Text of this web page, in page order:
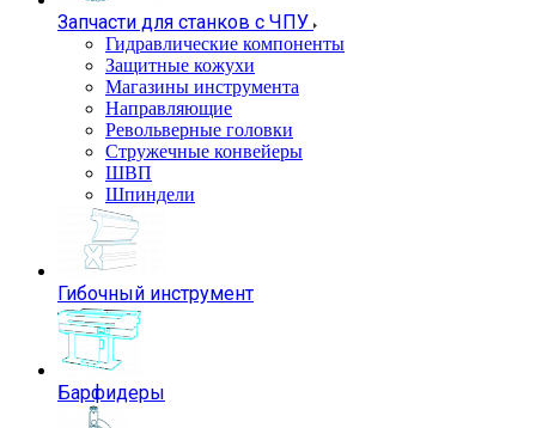
Запчасти для станков с ЧПУ
Гидравлические компоненты
Защитные кожухи
Магазины инструмента
Направляющие
Револьверные головки
Стружечные конвейеры
ШВП
Шпиндели
Гибочный инструмент
Барфидеры